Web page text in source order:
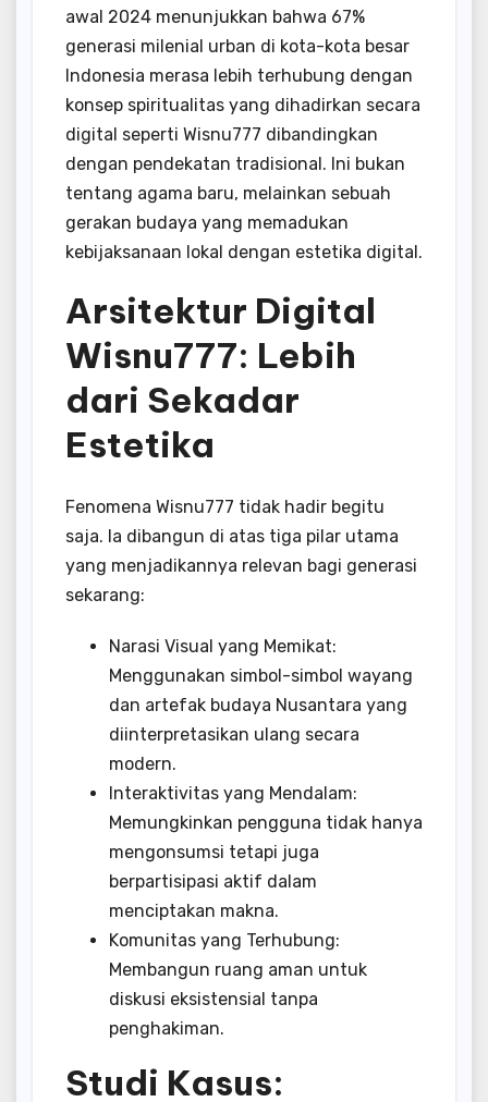
awal 2024 menunjukkan bahwa 67%
generasi milenial urban di kota-kota besar
Indonesia merasa lebih terhubung dengan
konsep spiritualitas yang dihadirkan secara
digital seperti Wisnu777 dibandingkan
dengan pendekatan tradisional. Ini bukan
tentang agama baru, melainkan sebuah
gerakan budaya yang memadukan
kebijaksanaan lokal dengan estetika digital.
Arsitektur Digital
Wisnu777: Lebih
dari Sekadar
Estetika
Fenomena Wisnu777 tidak hadir begitu
saja. Ia dibangun di atas tiga pilar utama
yang menjadikannya relevan bagi generasi
sekarang:
Narasi Visual yang Memikat:
Menggunakan simbol-simbol wayang
dan artefak budaya Nusantara yang
diinterpretasikan ulang secara
modern.
Interaktivitas yang Mendalam:
Memungkinkan pengguna tidak hanya
mengonsumsi tetapi juga
berpartisipasi aktif dalam
menciptakan makna.
Komunitas yang Terhubung:
Membangun ruang aman untuk
diskusi eksistensial tanpa
penghakiman.
Studi Kasus: